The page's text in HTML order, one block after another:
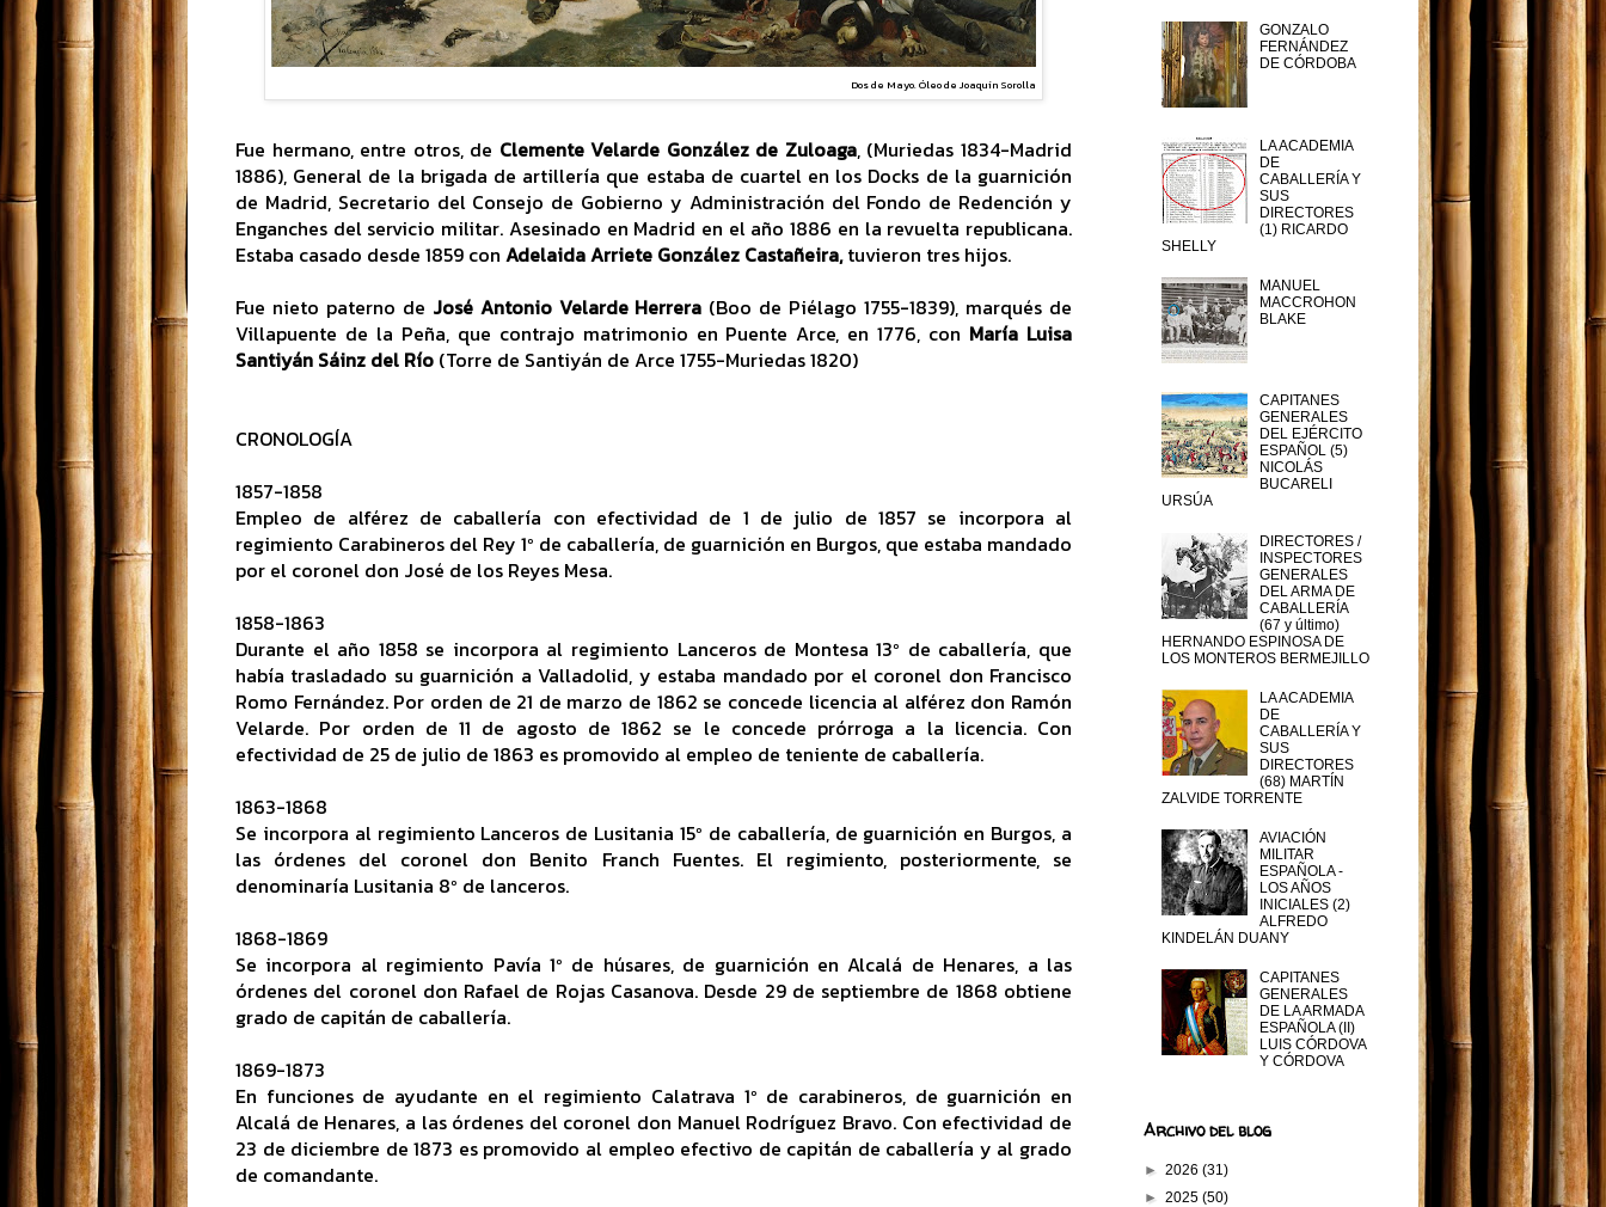
Dos de Mayo. Óleo de Joaquín Sorolla
Fue hermano, entre otros, de Clemente Velarde González de Zuloaga, (Muriedas 1834-Madrid
1886), General de la brigada de artillería que estaba de cuartel en los Docks de la guarnición
de Madrid, Secretario del Consejo de Gobierno y Administración del Fondo de Redención y
Enganches del servicio militar. Asesinado en Madrid en el año 1886 en la revuelta republicana.
Estaba casado desde 1859 con Adelaida Arriete González Castañeira,tuvieron tres hijos.
Fue nieto paterno de José Antonio Velarde Herrera (Boo de Piélago 1755-1839), marqués de
Villapuente de la Peña, que contrajo matrimonio en Puente Arce, en 1776, con María Luisa
Santiyán Sáinz del Río (Torre de Santiyán de Arce 1755-Muriedas 1820)
CRONOLOGÍA
1857-1858
Empleo de alférez de caballería con efectividad de 1 de julio de 1857 se incorpora al
regimiento Carabineros del Rey 1º de caballería, de guarnición en Burgos, que estaba mandado
por el coronel don José de los Reyes Mesa.
1858-1863
Durante el año 1858 se incorpora al regimiento Lanceros de Montesa 13º de caballería, que
había trasladado su guarnición a Valladolid, y estaba mandado por el coronel don Francisco
Romo Fernández. Por orden de 21 de marzo de 1862 se concede licencia al alférez don Ramón
Velarde. Por orden de 11 de agosto de 1862 se le concede prórroga a la licencia. Con
efectividad de 25 de julio de 1863 es promovido al empleo de teniente de caballería.
1863-1868
Se incorpora al regimiento Lanceros de Lusitania 15º de caballería, de guarnición en Burgos, a
las órdenes del coronel don Benito Franch Fuentes. El regimiento, posteriormente, se
denominaría Lusitania 8º de lanceros.
1868-1869
Se incorpora al regimiento Pavía 1º de húsares, de guarnición en Alcalá de Henares, a las
órdenes del coronel don Rafael de Rojas Casanova. Desde 29 de septiembre de 1868 obtiene
grado de capitán de caballería.
1869-1873
En funciones de ayudante en el regimiento Calatrava 1º de carabineros, de guarnición en
Alcalá de Henares, a las órdenes del coronel don Manuel Rodríguez Bravo. Con efectividad de
23 de diciembre de 1873 es promovido al empleo efectivo de capitán de caballería y al grado
de comandante.
GONZALO
FERNÁNDEZ
DE CÓRDOBA
LA ACADEMIA
DE
CABALLERÍA Y
SUS
DIRECTORES
(1) RICARDO
SHELLY
MANUEL
MACCROHON
BLAKE
CAPITANES
GENERALES
DEL EJÉRCITO
ESPAÑOL (5)
NICOLÁS
BUCARELI
URSÚA
DIRECTORES /
INSPECTORES
GENERALES
DEL ARMA DE
CABALLERÍA
(67 y último)
HERNANDO ESPINOSA DE
LOS MONTEROS BERMEJILLO
LA ACADEMIA
DE
CABALLERÍA Y
SUS
DIRECTORES
(68) MARTÍN
ZALVIDE TORRENTE
AVIACIÓN
MILITAR
ESPAÑOLA -
LOS AÑOS
INICIALES (2)
ALFREDO
KINDELÁN DUANY
CAPITANES
GENERALES
DE LA ARMADA
ESPAÑOLA (II)
LUIS CÓRDOVA
Y CÓRDOVA
Archivo del blog
► 2026 (31)
► 2025 (50)